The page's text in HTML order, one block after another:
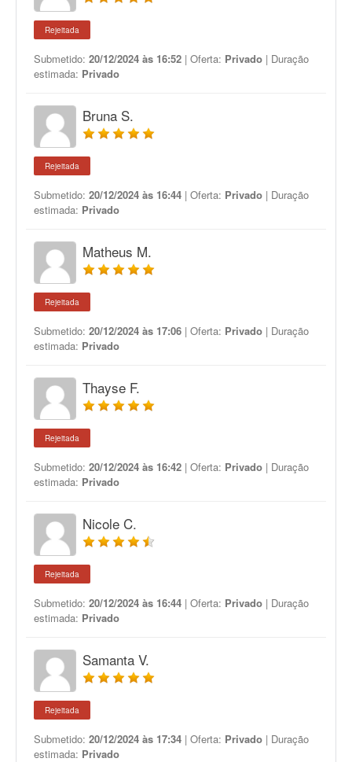
Rejeitada
Submetido: 20/12/2024 às 16:52 | Oferta: Privado | Duração
estimada: Privado
Bruna S.
Rejeitada
Submetido: 20/12/2024 às 16:44 | Oferta: Privado | Duração
estimada: Privado
Matheus M.
Rejeitada
Submetido: 20/12/2024 às 17:06 | Oferta: Privado | Duração
estimada: Privado
Thayse F.
Rejeitada
Submetido: 20/12/2024 às 16:42 | Oferta: Privado | Duração
estimada: Privado
Nicole C.
Rejeitada
Submetido: 20/12/2024 às 16:44 | Oferta: Privado | Duração
estimada: Privado
Samanta V.
Rejeitada
Submetido: 20/12/2024 às 17:34 | Oferta: Privado | Duração
estimada: Privado